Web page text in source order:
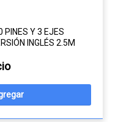
PINES Y 3 EJES
INGLÉS 2.5M